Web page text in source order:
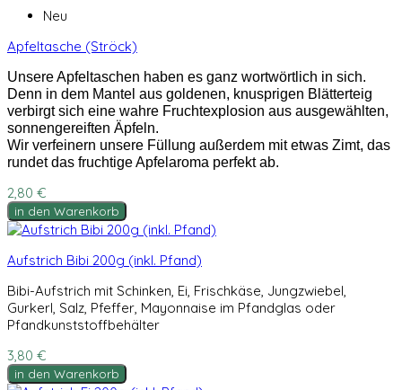
Neu
Apfeltasche (Ströck)
Unsere Apfeltaschen haben es ganz wortwörtlich in sich.
Denn in dem Mantel aus goldenen, knusprigen Blätterteig
verbirgt sich eine wahre Fruchtexplosion aus ausgewählten,
sonnengereiften Äpfeln.
Wir verfeinern unsere Füllung außerdem mit etwas Zimt, das
rundet das fruchtige Apfelaroma perfekt ab.
2,80 €
in den Warenkorb
Aufstrich Bibi 200g (inkl. Pfand)
Bibi-Aufstrich mit Schinken, Ei, Frischkäse, Jungzwiebel,
Gurkerl, Salz, Pfeffer, Mayonnaise im Pfandglas oder
Pfandkunststoffbehälter
3,80 €
in den Warenkorb